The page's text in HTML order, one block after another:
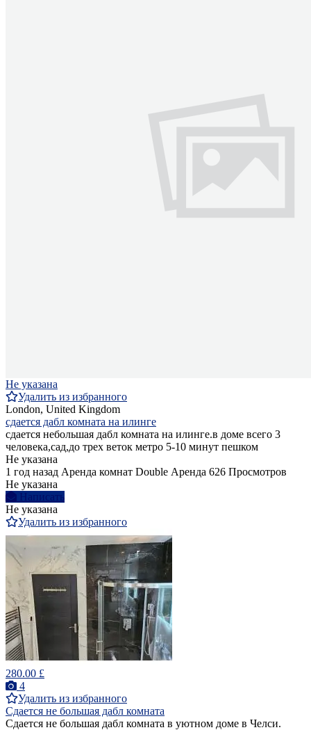
Не указана
Удалить из избранного
London, United Kingdom
сдается дабл комната на илинге
сдается небольшая дабл комната на илинге.в доме всего 3
человека,сад,до трех веток метро 5-10 минут пешком
Не указана
1 год назад Аренда комнат Double Аренда 626 Просмотров
Не указана
Написать
Не указана
Удалить из избранного
280.00 £
4
Удалить из избранного
Сдается не большая дабл комната
Сдается не большая дабл комната в уютном доме в Челси.